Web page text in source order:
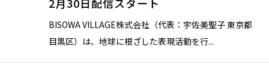
BISOWA VILLAGE株式会社（代表：宇佐美聖子 東京都
目黒区）は、地球に根ざした表現活動を行...